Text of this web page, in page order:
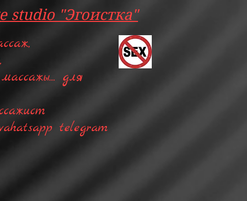
studio "Эгоистка"
для
telegram